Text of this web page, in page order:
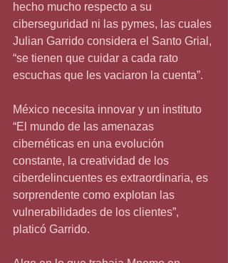
hecho mucho respecto a su
ciberseguridad ni las pymes, las cuales
Julian Garrido considera el Santo Grial,
“se tienen que cuidar a cada rato
escuchas que les vaciaron la cuenta”.
México necesita innovar y un instituto
“El mundo de las amenazas
cibernéticas en una evolución
constante, la creatividad de los
ciberdelincuentes es extraordinaria, es
sorprendente como explotan las
vulnerabilidades de los clientes”,
platicó Garrido.